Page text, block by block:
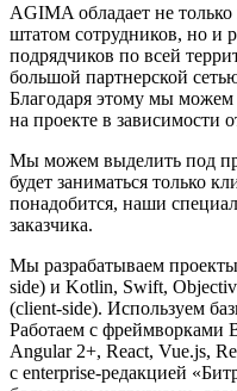
AGIMA обладает не
штатом сотрудников, но и
подрядчиков по всей
большой партнерской
Благодаря этому мы можем
на проекте в зависимости
Мы можем выделить под
будет заниматься только
понадобится, наши
заказчика.
Мы разрабатываем
side) и Kotlin, Swift,
(client-side). Используем
Работаем с фреймворками
Angular 2+, React, Vue.js,
с enterprise-редакцией